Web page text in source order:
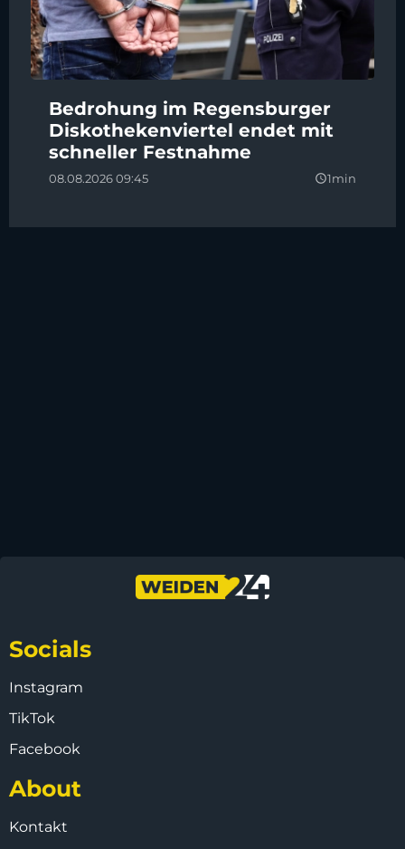
Bedrohung im Regensburger
Diskothekenviertel endet mit
schneller Festnahme
08.08.2026 09:45 query_builder1min
Socials
Instagram
TikTok
Facebook
About
Kontakt